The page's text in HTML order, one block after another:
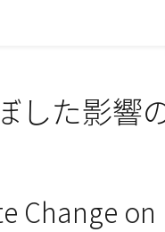
した影響
Change on